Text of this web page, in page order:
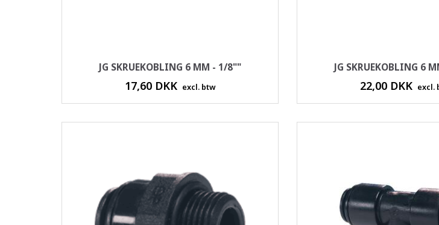
JG SKRUEKOBLING 6 MM - 1/8""
17,60 DKK excl. btw
JG SKRUEKOBLING 6
22,00 DKK excl.